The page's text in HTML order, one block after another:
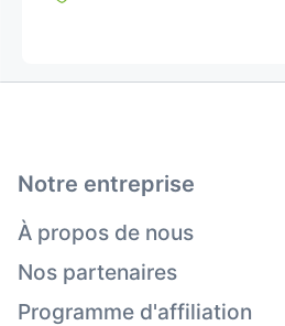
Notre entreprise
À propos de nous
Nos partenaires
Programme d'affiliation